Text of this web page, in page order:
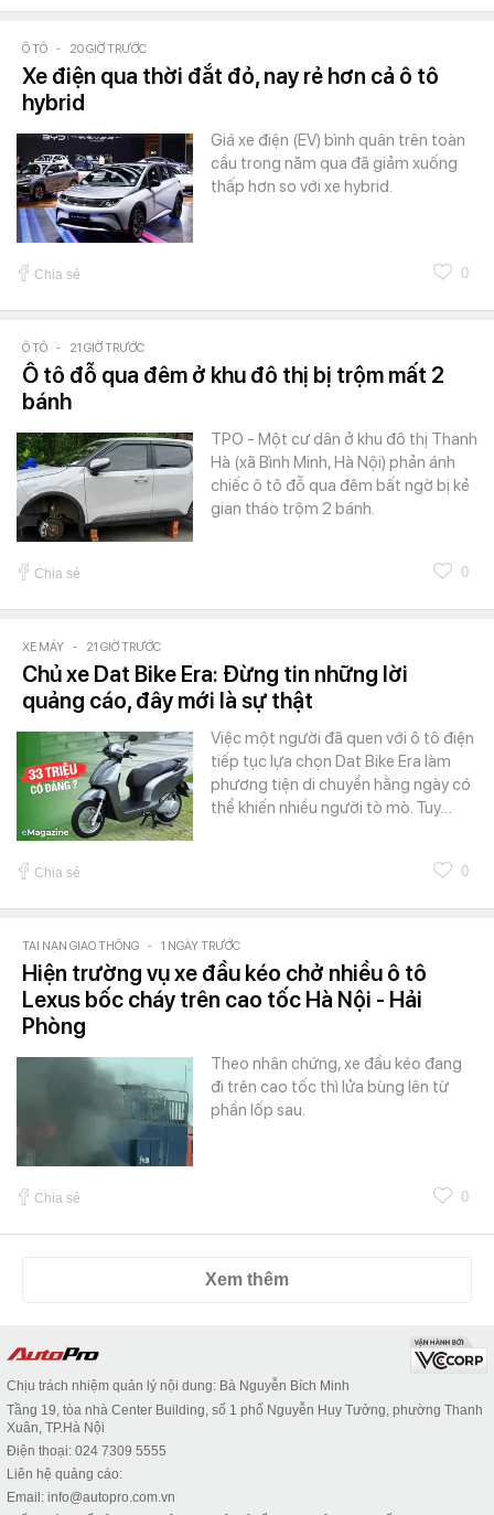
Ô TÔ - 20 GIỜ TRƯỚC
Xe điện qua thời đắt đỏ, nay rẻ hơn cả ô tô
hybrid
Giá xe điện (EV) bình quân trên toàn
cầu trong năm qua đã giảm xuống
thấp hơn so với xe hybrid.
Chia sẻ 0
Ô TÔ - 21 GIỜ TRƯỚC
Ô tô đỗ qua đêm ở khu đô thị bị trộm mất 2
bánh
TPO - Một cư dân ở khu đô thị Thanh
Hà (xã Bình Minh, Hà Nội) phản ánh
chiếc ô tô đỗ qua đêm bất ngờ bị kẻ
gian tháo trộm 2 bánh.
Chia sẻ 0
XE MÁY - 21 GIỜ TRƯỚC
Chủ xe Dat Bike Era: Đừng tin những lời
quảng cáo, đây mới là sự thật
Việc một người đã quen với ô tô điện
tiếp tục lựa chọn Dat Bike Era làm
phương tiện di chuyển hằng ngày có
thể khiến nhiều người tò mò. Tuy…
Chia sẻ 0
TAI NẠN GIAO THÔNG - 1 NGÀY TRƯỚC
Hiện trường vụ xe đầu kéo chở nhiều ô tô
Lexus bốc cháy trên cao tốc Hà Nội - Hải
Phòng
Theo nhân chứng, xe đầu kéo đang
đi trên cao tốc thì lửa bùng lên từ
phần lốp sau.
Chia sẻ 0
Xem thêm
Chịu trách nhiệm quản lý nội dung: Bà Nguyễn Bích Minh
Tầng 19, tòa nhà Center Building, số 1 phố Nguyễn Huy Tưởng, phường Thanh
Xuân, TP.Hà Nội
Điện thoại: 024 7309 5555
Liên hệ quảng cáo:
Email: info@autopro.com.vn